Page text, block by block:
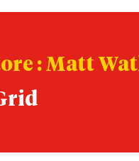
: Matt